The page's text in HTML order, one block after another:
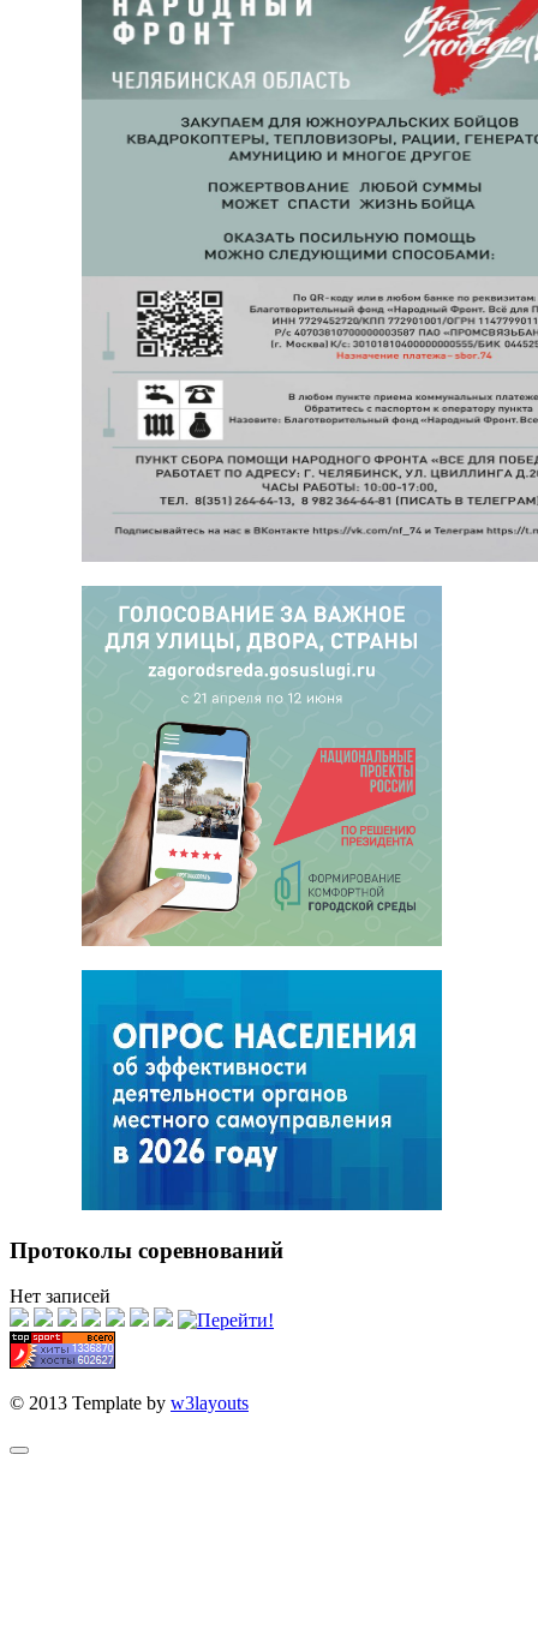
Протоколы соревнований
Нет записей
© 2013 Template by w3layouts